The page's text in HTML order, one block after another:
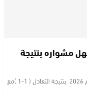
يستهل مشواره بنتيجة
استهل المنتخب المغربي مشواره في نهائيات كأس العالم 2026 بنتيجة التعادل ( 1-1 )مع